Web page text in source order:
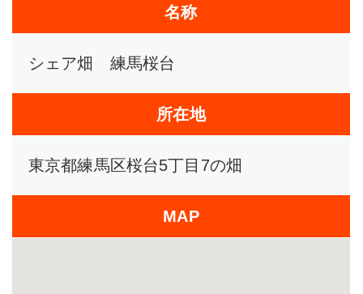
名称
シェア畑 練馬桜台
所在地
東京都練馬区桜台5丁目7の畑
MAP